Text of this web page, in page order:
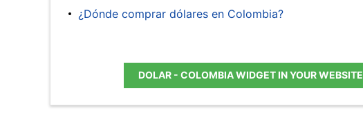
¿Dónde comprar dólares en Colombia?
DOLAR - COLOMBIA WIDGET IN YOUR WEBSITE